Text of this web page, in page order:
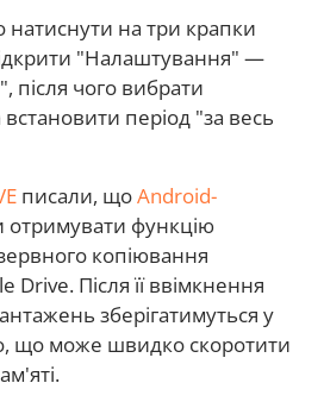
натиснути на три крапки
"Налаштування" —
після чого вибрати
період "за весь
писали, щоAndroid-
отримувати функцію
копіювання
Drive. Після її ввімкнення
зберігатимуться у
що може швидко скоротити